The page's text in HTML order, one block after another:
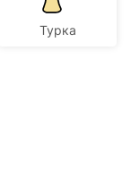
Турка